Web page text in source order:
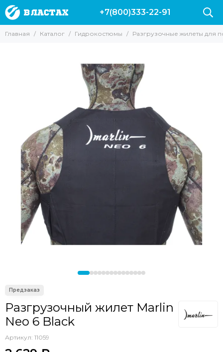
Гидрокостюмы
Гидрокостюмы Марлин
Гидрокостюмы Salvimar
Гидрокостюмы Сарган
Гидрокостюмы Аквадискавери
Гидрокостюм Epsealon
Гидрокостюм Скорпена
Аксессуары для гидрокостюмов
Разгрузочные жилеты для подводной охоты
Гидрокостюмы Cressi
Поддевки | Майки | Шорты
Гидрокостюмы для плавания в холодной воде
Гидрокостюмы Beuchat
+7(800)333-22-91
Главная Каталог Гидрокостюмы Разгрузочные жилеты для
Разгрузочный жилет Marlin
Neo 6 Black
Артикул: 11059